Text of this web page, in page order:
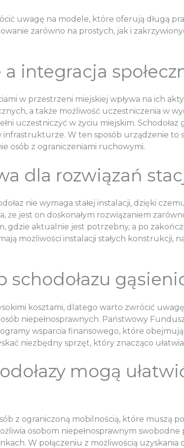
uwagę na modele, które oferują długą
zarówno na prostych, jak i
integracja
w przestrzeni miejskiej wpływa na ich
a także możliwość uczestniczenia w
uczestniczyć w życiu miejskim.
W ten sposób urządzenie to
osób z ograniczeniami ruchowymi.
dla rozwiązań
nie wymaga stałej instalacji, dzięki
że jest on doskonałym rozwiązaniem
gdzie aktualnie jest potrzebny, a po
możliwości instalacji stałych
schodołazu
kosztami, dlatego warto zwrócić
niepełnosprawnych. Państwowy
wsparcia finansowego, które
niezbędny sprzęt, który znacząco
mogą
z ograniczoną mobilnością, które muszą
osobom niepełnosprawnym
W połączeniu z możliwością uzyskania